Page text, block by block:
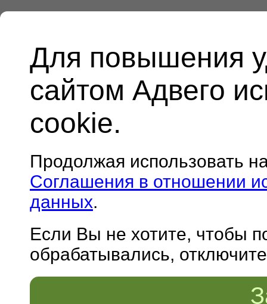
Для повышения
сайтом Адвего
cookie.
Продолжая использовать
Соглашения в отношении
данных.
Если Вы не хотите, чтобы
обрабатывались,